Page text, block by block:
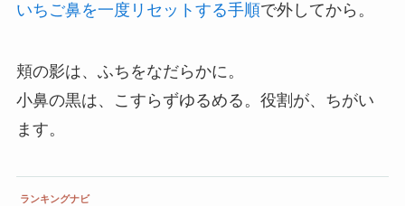
いちご鼻を一度リセットする手順で外してから。
頬の影は、ふちをなだらかに。
小鼻の黒は、こすらずゆるめる。役割が、ちがい
ます。
ランキングナビ